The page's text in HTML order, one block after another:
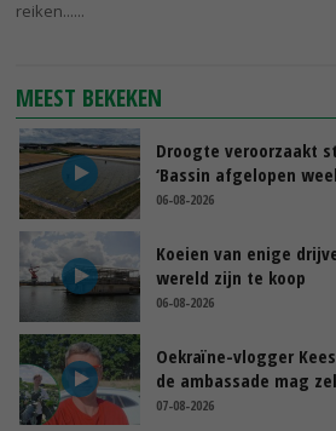
reiken...
MEEST BEKEKEN
Droogte veroorzaakt
‘Bassin afgelopen
06-08-2026
Koeien van enige
wereld zijn te koop
06-08-2026
Oekraïne-vlogger
de ambassade mag
07-08-2026